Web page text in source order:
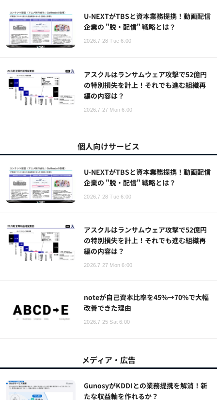
U-NEXTがTBSと資本業務提携！動画配信
企業の "脱・配信" 戦略とは？
2026.7.28 Tue 6:00
アスクルはランサムウェア攻撃で52億円
の特別損失を計上！それでも進む組織再
編の内容は？
2026.7.27 Mon 6:00
個人向けサービス
U-NEXTがTBSと資本業務提携！動画配信
企業の "脱・配信" 戦略とは？
2026.7.28 Tue 6:00
アスクルはランサムウェア攻撃で52億円
の特別損失を計上！それでも進む組織再
編の内容は？
2026.7.27 Mon 6:00
noteが自己資本比率を45%→70%で大幅
改善できた理由
2026.7.25 Sat 6:00
メディア・広告
GunosyがKDDIとの業務提携を解消！新
たな収益軸を作れるか？